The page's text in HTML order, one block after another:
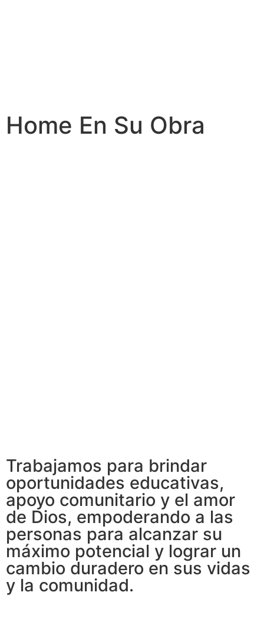
Home En Su Obra
Trabajamos para brindar
oportunidades educativas,
apoyo comunitario y el amor
de Dios, empoderando a las
personas para alcanzar su
máximo potencial y lograr un
cambio duradero en sus vidas
y la comunidad.